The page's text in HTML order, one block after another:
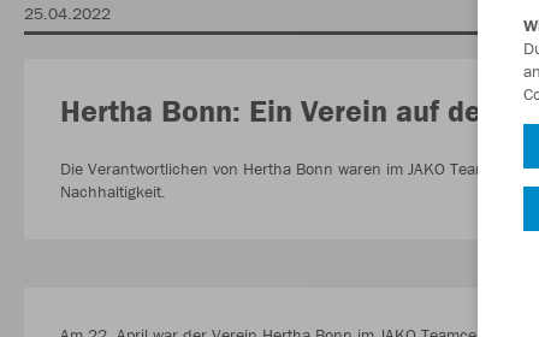
25.04.2022
Hertha Bonn: Ein Verein auf dem
Die Verantwortlichen von Hertha Bonn waren im JAKO
Nachhaltigkeit.